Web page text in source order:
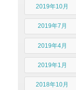
2019年10月
2019年7月
2019年4月
2019年1月
2018年10月